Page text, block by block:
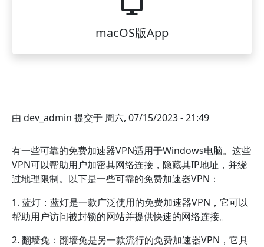
macOS版App
由 dev_admin 提交于 周六, 07/15/2023 - 21:49
有一些可靠的免费加速器VPN适用于Windows电脑。这些
VPN可以帮助用户加密其网络连接，隐藏其IP地址，并绕
过地理限制。以下是一些可靠的免费加速器VPN：
1. 蓝灯：蓝灯是一款广泛使用的免费加速器VPN，它可以
帮助用户访问被封锁的网站并提供快速的网络连接。
2. 翻墙兔：翻墙兔是另一款流行的免费加速器VPN，它具